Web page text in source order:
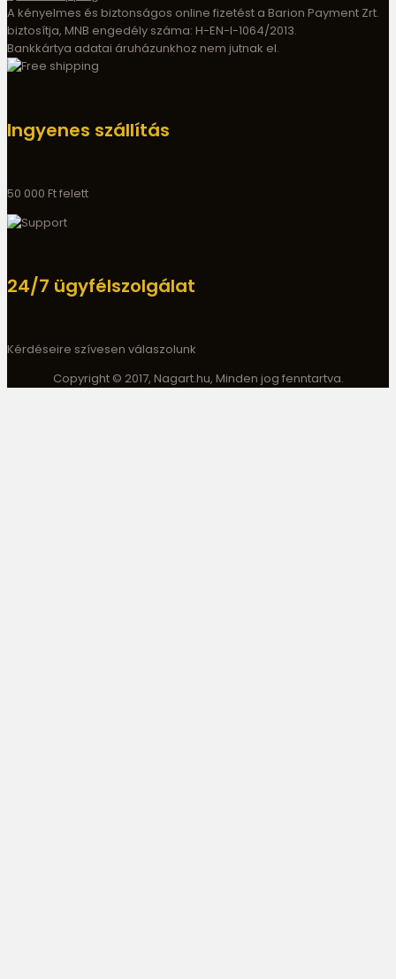
A kényelmes és biztonságos online fizetést a Barion Payment Zrt.
biztosítja, MNB engedély száma: H-EN-I-1064/2013.
Bankkártya adatai áruházunkhoz nem jutnak el.
Ingyenes szállítás
50 000 Ft felett
24/7 ügyfélszolgálat
Kérdéseire szívesen válaszolunk
Copyright © 2017, Nagart.hu, Minden jog fenntartva.